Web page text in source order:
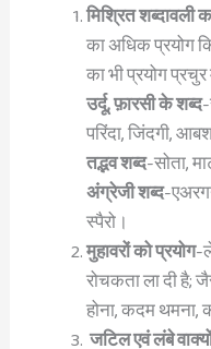
मिश्रित शब्दावली
का अधिक प्रयोग
का भी प्रयोग
उर्दू, फ़ारसी के शब्द
परिंदा, जिंदगी,
तद्भव शब्द-सोता,
अंग्रेजी शब्द-
स्पैरो।
मुहावरों को प्रयोग-
रोचकता ला दी है;
होना, कदम थमना,
जटिल एवं लंबे